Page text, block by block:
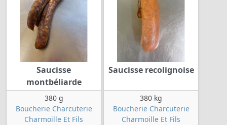
Saucisse
montbéliarde
380 g
Boucherie Charcuterie
Charmoille Et Fils
Saucisse recolignoise
380 kg
Boucherie Charcuterie
Charmoille Et Fils